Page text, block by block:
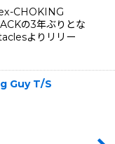
CHOKING
の3年ぶりとな
よりリリー
Guy T/S